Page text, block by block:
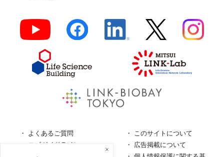
よくあるご質問
このサイトについて
ロゴガイドライン
広告掲載について